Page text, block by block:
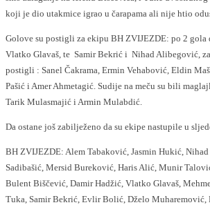
koji je dio utakmice igrao u čarapama ali nije htio
Golove su postigli za ekipu BH ZVIJEZDE: po 2 gola
Vlatko Glavaš, te Samir Bekrić i Nihad Alibegović,
postigli : Sanel Čakrama, Ermin Vehabović, Eldin
Pašić i Amer Ahmetagić. Sudije na meču su bili
Tarik Mulasmajić i Armin Mulabdić.
Da ostane još zabilježeno da su ekipe nastupile u
BH ZVIJEZDE: Alem Tabaković, Jasmin Hukić,
Sadibašić, Mersid Bureković, Haris Alić, Munir
Bulent Biščević, Damir Hadžić, Vlatko Glavaš,
Tuka, Samir Bekrić, Evlir Bolić, Dželo Muharemović,